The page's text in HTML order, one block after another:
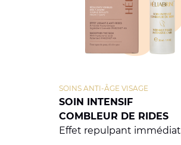
SOIN INTENSIF
COMBLEUR DE RIDES
SOINS ANTI-ÂGE VISAGE
Effet repulpant immédiat